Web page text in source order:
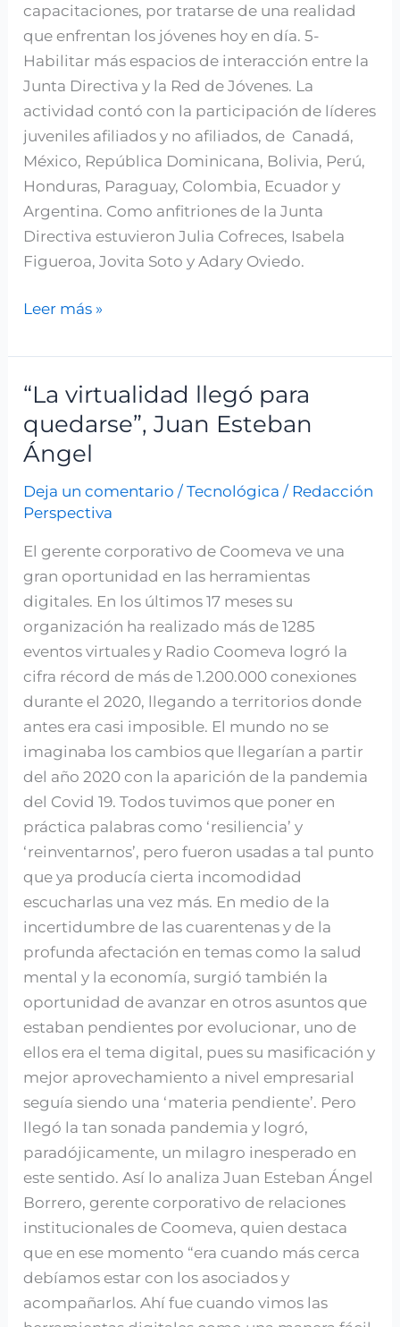
capacitaciones, por tratarse de una realidad
que enfrentan los jóvenes hoy en día. 5-
Habilitar más espacios de interacción entre la
Junta Directiva y la Red de Jóvenes. La
actividad contó con la participación de líderes
juveniles afiliados y no afiliados, de Canadá,
México, República Dominicana, Bolivia, Perú,
Honduras, Paraguay, Colombia, Ecuador y
Argentina. Como anfitriones de la Junta
Directiva estuvieron Julia Cofreces, Isabela
Figueroa, Jovita Soto y Adary Oviedo.
Leer más »
“La virtualidad llegó para
quedarse”, Juan Esteban
Ángel
Deja un comentario /Tecnológica / Redacción
Perspectiva
El gerente corporativo de Coomeva ve una
gran oportunidad en las herramientas
digitales. En los últimos 17 meses su
organización ha realizado más de 1285
eventos virtuales y Radio Coomeva logró la
cifra récord de más de 1.200.000 conexiones
durante el 2020, llegando a territorios donde
antes era casi imposible. El mundo no se
imaginaba los cambios que llegarían a partir
del año 2020 con la aparición de la pandemia
del Covid 19. Todos tuvimos que poner en
práctica palabras como ‘resiliencia’ y
‘reinventarnos’, pero fueron usadas a tal punto
que ya producía cierta incomodidad
escucharlas una vez más. En medio de la
incertidumbre de las cuarentenas y de la
profunda afectación en temas como la salud
mental y la economía, surgió también la
oportunidad de avanzar en otros asuntos que
estaban pendientes por evolucionar, uno de
ellos era el tema digital, pues su masificación y
mejor aprovechamiento a nivel empresarial
seguía siendo una ‘materia pendiente’. Pero
llegó la tan sonada pandemia y logró,
paradójicamente, un milagro inesperado en
este sentido. Así lo analiza Juan Esteban Ángel
Borrero, gerente corporativo de relaciones
institucionales de Coomeva, quien destaca
que en ese momento “era cuando más cerca
debíamos estar con los asociados y
acompañarlos. Ahí fue cuando vimos las
“La
virtualidad
llegó
para
quedarse”,
Juan
Esteban